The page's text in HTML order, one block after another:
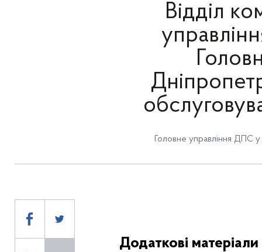
Відділ
Головне управління ДПС
Додаткові матеріали